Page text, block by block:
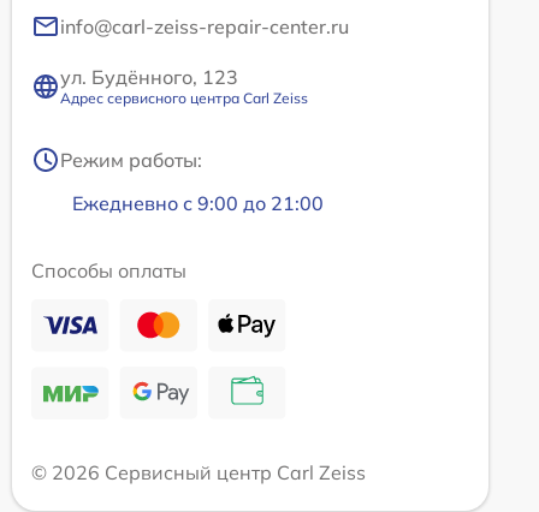
info@carl-zeiss-repair-center.ru
ул. Будённого, 123
Адрес сервисного центра Carl Zeiss
Режим работы:
Ежедневно с 9:00 до 21:00
Способы оплаты
© 2026 Сервисный центр Carl Zeiss